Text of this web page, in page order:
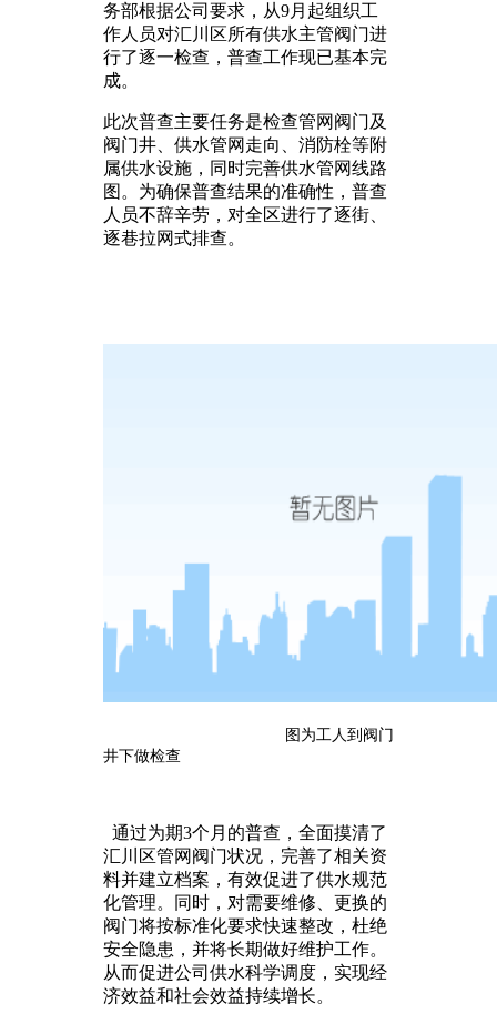
务部根据公司要求，从9月起组织工
作人员对汇川区所有供水主管阀门进
行了逐一检查，普查工作现已基本完
成。
此次普查主要任务是检查管网阀门及
阀门井、供水管网走向、消防栓等附
属供水设施，同时完善供水管网线路
图。为确保普查结果的准确性，普查
人员不辞辛劳，对全区进行了逐街、
逐巷拉网式排查。
图为工人到阀门
井下做检查
通过为期3个月的普查，全面摸清了
汇川区管网阀门状况，完善了相关资
料并建立档案，有效促进了供水规范
化管理。同时，对需要维修、更换的
阀门将按标准化要求快速整改，杜绝
安全隐患，并将长期做好维护工作。
从而促进公司供水科学调度，实现经
济效益和社会效益持续增长。